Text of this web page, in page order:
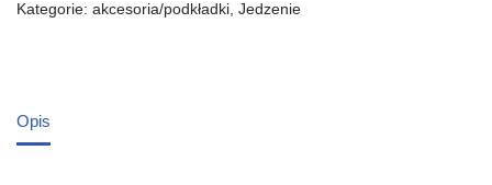
Kategorie: akcesoria/podkładki, Jedzenie
Opis